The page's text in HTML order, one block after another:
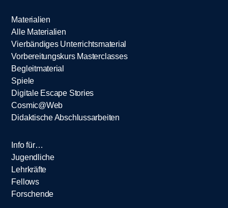
Materialien
Alle Materialien
Vierbändiges Unterrichtsmaterial
Vorbereitungskurs Masterclasses
Begleitmaterial
Spiele
Digitale Escape Stories
Cosmic@Web
Didaktische Abschlussarbeiten
Info für…
Jugendliche
Lehrkräfte
Fellows
Forschende